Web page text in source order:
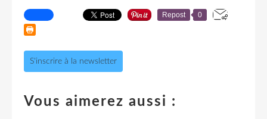
Repost 0
S'inscrire à la newsletter
Vous aimerez aussi :